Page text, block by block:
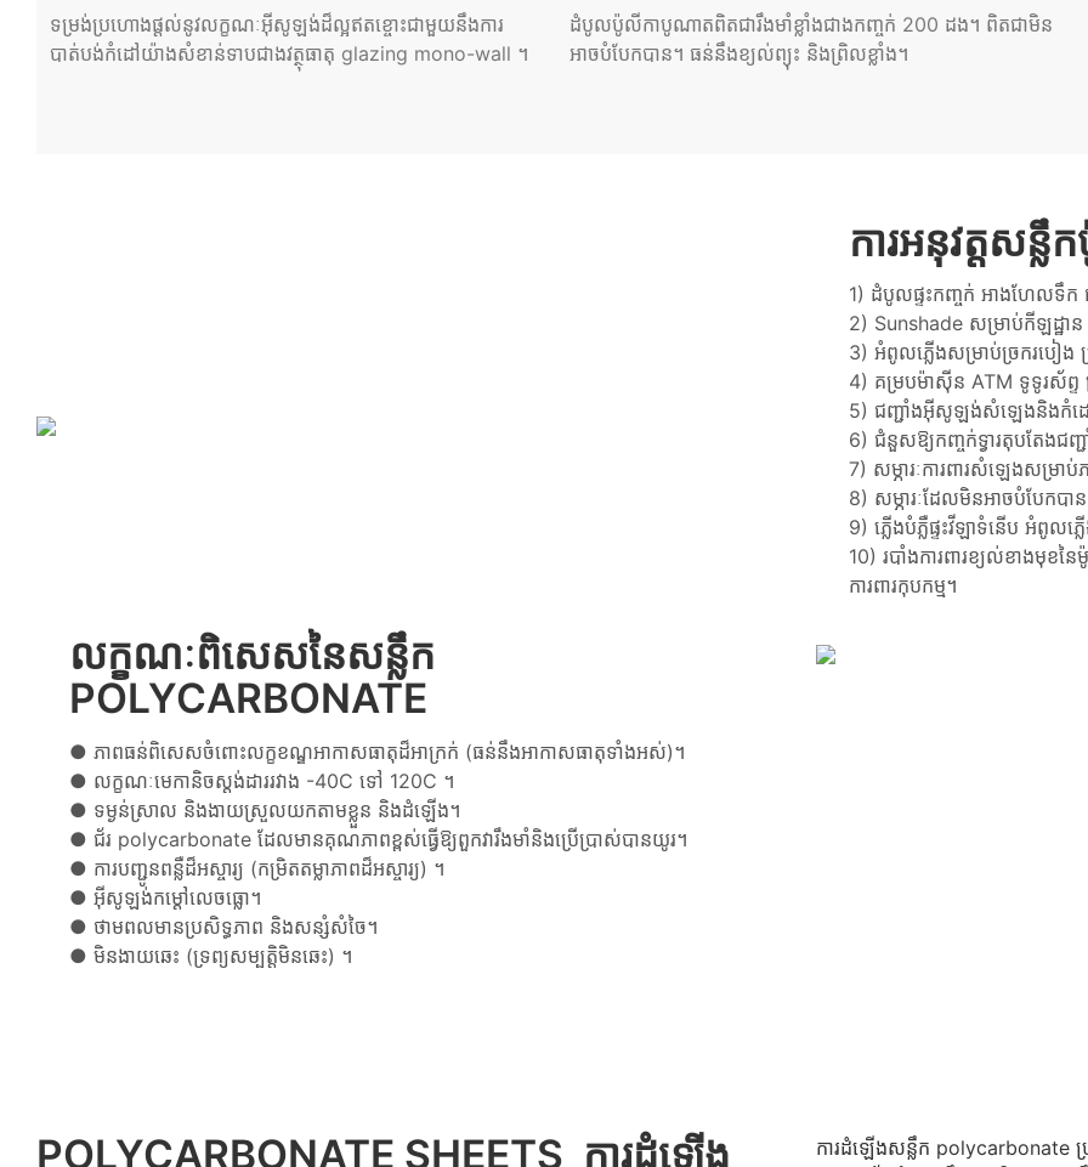
ទម្រង់ប្រហោងផ្តល់នូវលក្ខណៈអ៊ីសូឡង់ដ៏ល្អឥតខ្ចោះជាមួយនឹងការ
បាត់បង់កំដៅយ៉ាងសំខាន់ទាបជាងវត្ថុធាតុ glazing mono-wall ។
ដំបូលប៉ូលីកាបូណាតពិតជារឹងមាំខ្លាំងជាងកញ្ចក់ 200 ដង។ ពិតជាមិន
អាចបំបែកបាន។ ធន់នឹងខ្យល់ព្យុះ និងព្រិលខ្លាំង។
ការអនុវត្តសន្
1) ដំបូលផ្ទះកញ្ចក់ អាងហែលទឹក ផ្
2) Sunshade សម្រាប់កីឡដ្ឋ
3) អំពូលភ្លើងសម្រាប់ច្រករបៀង
4) គម្របម៉ាស៊ីន ATM ទូទូរស័ព្ទ ច្
5) ជញ្ជាំងអ៊ីសូឡង់សំឡេងនិងកំដៅ
6) ជំនួសឱ្យកញ្ចក់ទ្វារតុបតែងជញ្
7) សម្ភារៈការពារសំឡេងសម្រា
8) សម្ភារៈដែលមិនអាចបំបែក
9) ភ្លើងបំភ្លឺផ្ទះវីឡាទំនើប អំពូលភ្
10) របាំងការពារខ្យល់ខាងមុខន
ការពារកុបកម្ម។
លក្ខណៈពិសេសនៃសន្លឹក
POLYCARBONATE
● ភាពធន់ពិសេសចំពោះលក្ខខណ្ឌអាកាសធាតុដ៏អាក្រក់ (ធន់នឹងអាកាសធាតុទាំងអស់)។
● លក្ខណៈមេកានិចស្តង់ដាររវាង -40C ទៅ 120C ។
● ទម្ងន់ស្រាល និងងាយស្រួលយកតាមខ្លួន និងដំឡើង។
● ជ័រ polycarbonate ដែលមានគុណភាពខ្ពស់ធ្វើឱ្យពួកវារឹងមាំនិងប្រើប្រាស់បានយូរ។
● ការបញ្ជូនពន្លឺដ៏អស្ចារ្យ (កម្រិតតម្លាភាពដ៏អស្ចារ្យ) ។
● អ៊ីសូឡង់កម្ដៅលេចធ្លោ។
● ថាមពលមានប្រសិទ្ធភាព និងសន្សំសំចៃ។
● មិនងាយឆេះ (ទ្រព្យសម្បត្តិមិនឆេះ) ។
POLYCARBONATE SHEETS ការដំឡើង
ការដំឡើងសន្លឹក polycarbonate